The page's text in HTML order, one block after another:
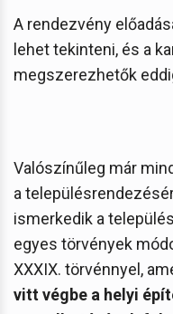
A rendezvény
lehet tekinteni, és a
megszerezhetők
Valószínűleg már
a
ismerkedik a
egyes törvények
XXXIX. törvénnyel,
vitt végbe a helyi